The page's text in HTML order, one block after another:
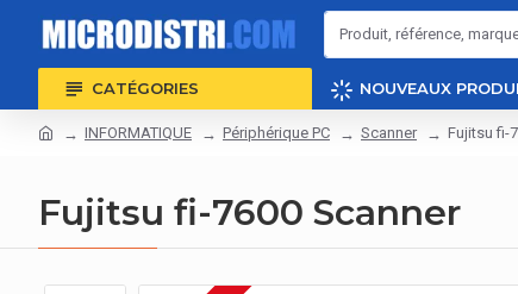
CATÉGORIES NOUVEAUX
INFORMATIQUE Périphérique PC Scanner Fujitsu fi-
Fujitsu fi-7600 Scanner